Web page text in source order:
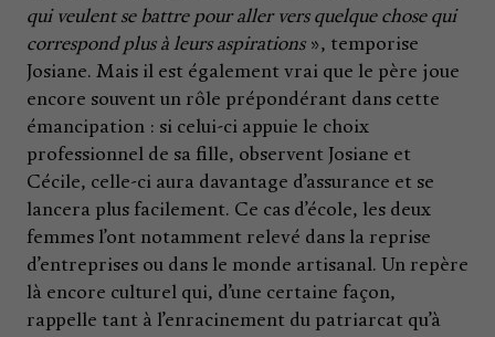
qui veulent se battre pour aller vers quelque chose qui
correspond plus à leurs aspirations», temporise
Josiane. Mais il est également vrai que le père joue
encore souvent un rôle prépondérant dans cette
émancipation : si celui-ci appuie le choix
professionnel de sa fille, observent Josiane et
Cécile, celle-ci aura davantage d’assurance et se
lancera plus facilement. Ce cas d’école, les deux
femmes l’ont notamment relevé dans la reprise
d’entreprises ou dans le monde artisanal. Un repère
là encore culturel qui, d’une certaine façon,
rappelle tant à l’enracinement du patriarcat qu’à